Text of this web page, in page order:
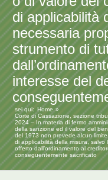
di applicabilità
necessaria
strumento di
interesse del
sei qui:
Home
Corte di Cassazione, sezione
2024 – In materia di fermo
della sanzione ed il valore del
del 1973 non prevede alcun
di applicabilità della misura,
offerto dall’ordinamento al
conseguentemente sacrificato